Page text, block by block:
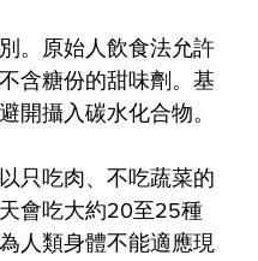
。原始人飲食法允許
含糖份的甜味劑。基
開攝入碳水化合物。
只吃肉、不吃蔬菜的
會吃大約20至25種
人類身體不能適應現